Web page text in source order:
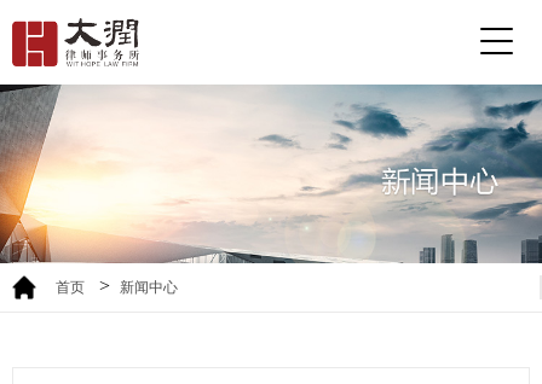
首页 > 新闻中心